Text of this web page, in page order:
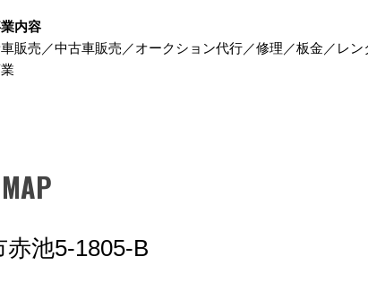
内容
販売／中古車販売／オークション代行／修理／板金／レ
MAP
池5-1805-B